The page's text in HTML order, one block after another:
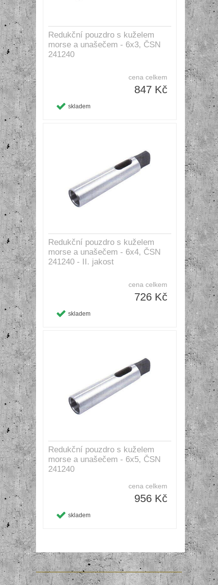
Redukční pouzdro s kuželem
morse a unašečem - 6x3, ČSN
241240
cena celkem
847 Kč
skladem
Redukční pouzdro s kuželem
morse a unašečem - 6x4, ČSN
241240 - II. jakost
cena celkem
726 Kč
skladem
Redukční pouzdro s kuželem
morse a unašečem - 6x5, ČSN
241240
cena celkem
956 Kč
skladem